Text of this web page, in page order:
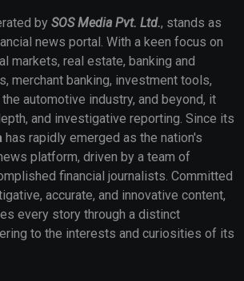
by SOS Media Pvt. Ltd., stands as
news portal. With a keen focus on
markets, real estate, banking and
merchant banking, investment tools,
automotive industry, and beyond, it
and investigative reporting. Since its
has rapidly emerged as the nation's
platform, driven by a team of
financial journalists. Committed
accurate, and innovative content,
every story through a distinct
to the interests and curiosities of its